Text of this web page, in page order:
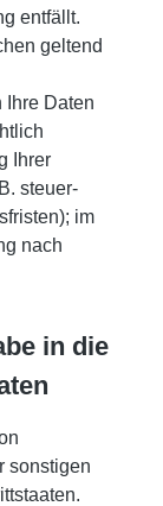
entfällt.
geltend
Ihre Daten
Ihrer
steuer-
im
nach
in die
sonstigen